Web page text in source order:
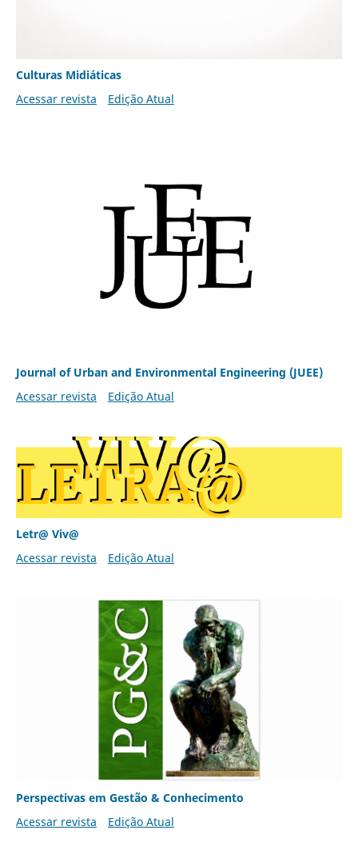
Culturas Midiáticas
Acessar revista
Edição Atual
Journal of Urban and Environmental Engineering (JUEE)
Acessar revista
Edição Atual
Letr@ Viv@
Acessar revista
Edição Atual
Perspectivas em Gestão & Conhecimento
Acessar revista
Edição Atual